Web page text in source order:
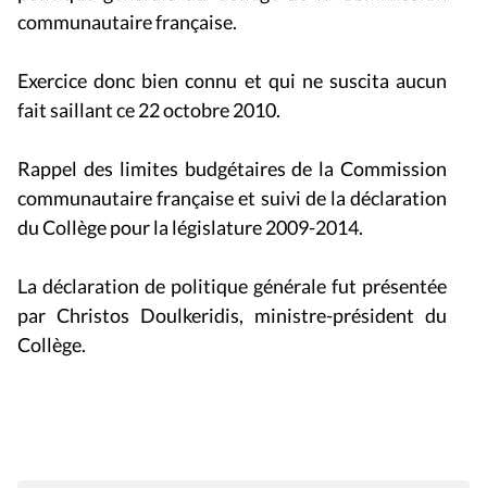
communautaire française.
Exercice donc bien connu et qui ne suscita aucun
fait saillant ce 22 octobre 2010.
Rappel des limites budgétaires de la Commission
communautaire française et suivi de la déclaration
du Collège pour la législature 2009-2014.
La déclaration de politique générale fut présentée
par Christos Doulkeridis, ministre-président du
Collège.